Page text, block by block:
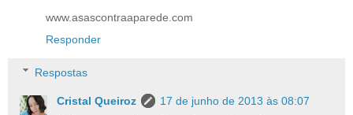
www.asascontraaparede.com
Responder
Respostas
Cristal Queiroz
17 de junho de 2013 às 08:07